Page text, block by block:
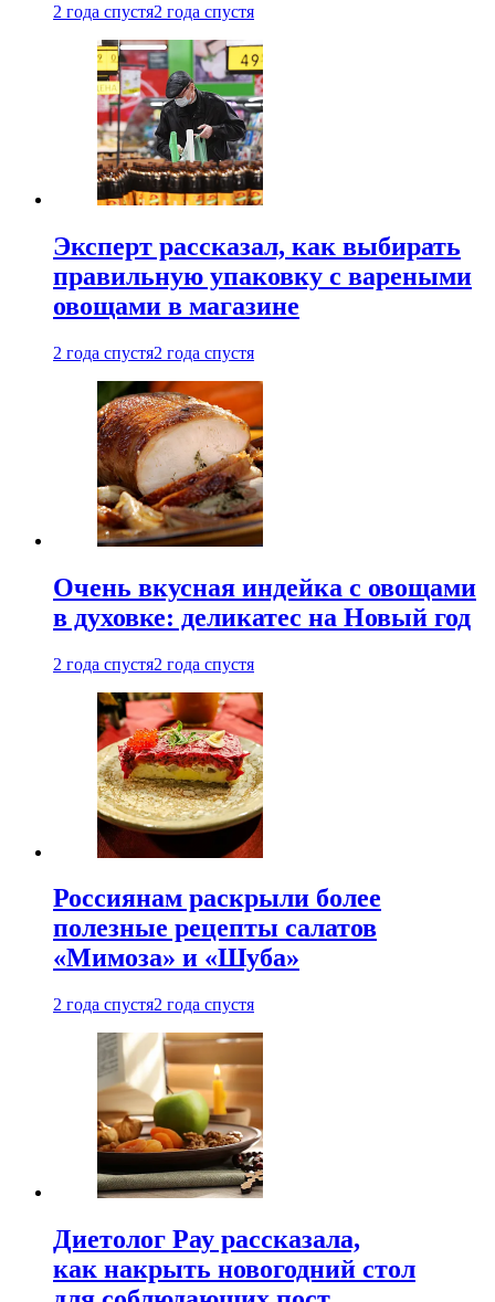
2 года спустя2 года спустя
Эксперт рассказал, как выбирать
правильную упаковку с вареными
овощами в магазине
2 года спустя2 года спустя
Очень вкусная индейка с овощами
в духовке: деликатес на Новый год
2 года спустя2 года спустя
Россиянам раскрыли более
полезные рецепты салатов
«Мимоза» и «Шуба»
2 года спустя2 года спустя
Диетолог Рау рассказала,
как накрыть новогодний стол